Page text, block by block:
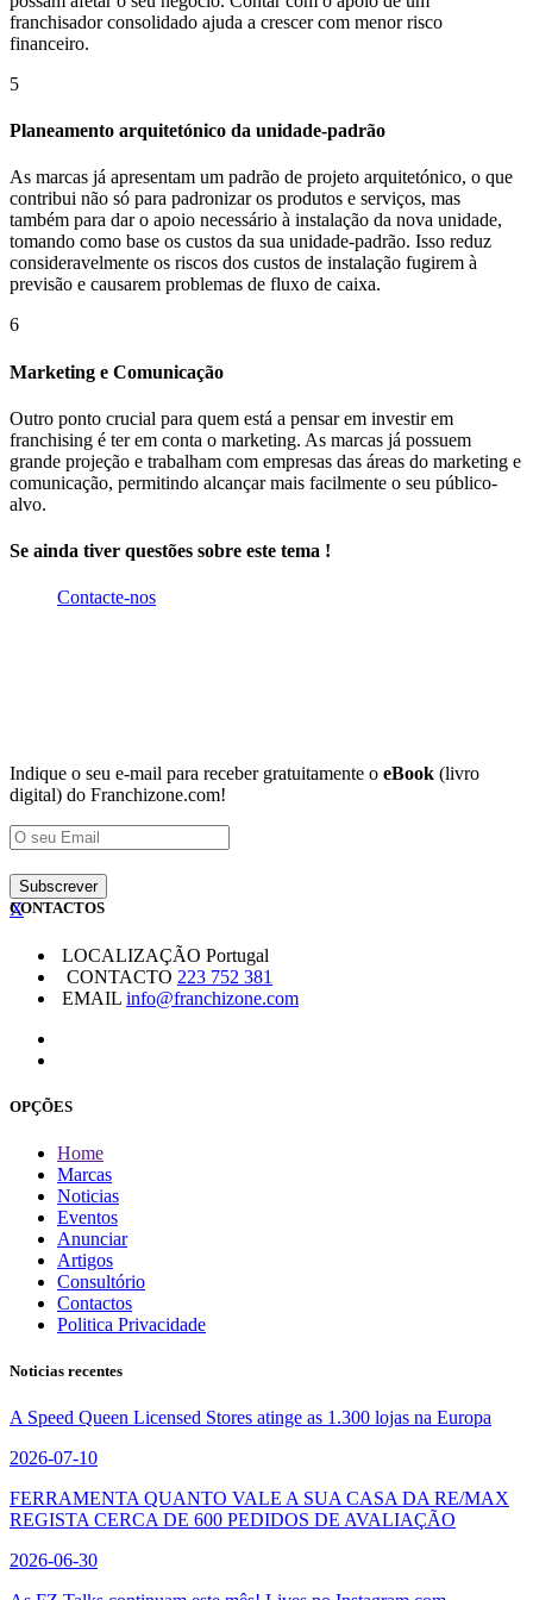
franchisador consolidado ajuda a crescer com menor risco
financeiro.
5
Planeamento arquitetónico da unidade-padrão
As marcas já apresentam um padrão de projeto arquitetónico, o que
contribui não só para padronizar os produtos e serviços, mas
também para dar o apoio necessário à instalação da nova unidade,
tomando como base os custos da sua unidade-padrão. Isso reduz
consideravelmente os riscos dos custos de instalação fugirem à
previsão e causarem problemas de fluxo de caixa.
6
Marketing e Comunicação
Outro ponto crucial para quem está a pensar em investir em
franchising é ter em conta o marketing. As marcas já possuem
grande projeção e trabalham com empresas das áreas do marketing e
comunicação, permitindo alcançar mais facilmente o seu público-
alvo.
Se ainda tiver questões sobre este tema !
Contacte-nos
Indique o seu e-mail para receber gratuitamente o eBook (livro
digital) do Franchizone.com!
X
CONTACTOS
LOCALIZAÇÃO Portugal
CONTACTO 223 752 381
EMAIL info@franchizone.com
OPÇÕES
Home
Marcas
Noticias
Eventos
Anunciar
Artigos
Consultório
Contactos
Politica Privacidade
Noticias recentes
A Speed Queen Licensed Stores atinge as 1.300 lojas na Europa
2026-07-10
FERRAMENTA QUANTO VALE A SUA CASA DA RE/MAX
REGISTA CERCA DE 600 PEDIDOS DE AVALIAÇÃO
2026-06-30